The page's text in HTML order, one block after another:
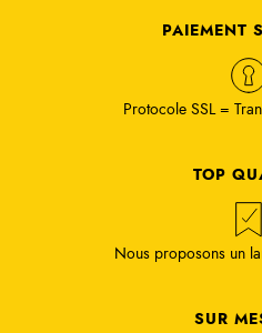
PAIEMENT
Protocole SSL =
TOP
Nous proposons un
SUR